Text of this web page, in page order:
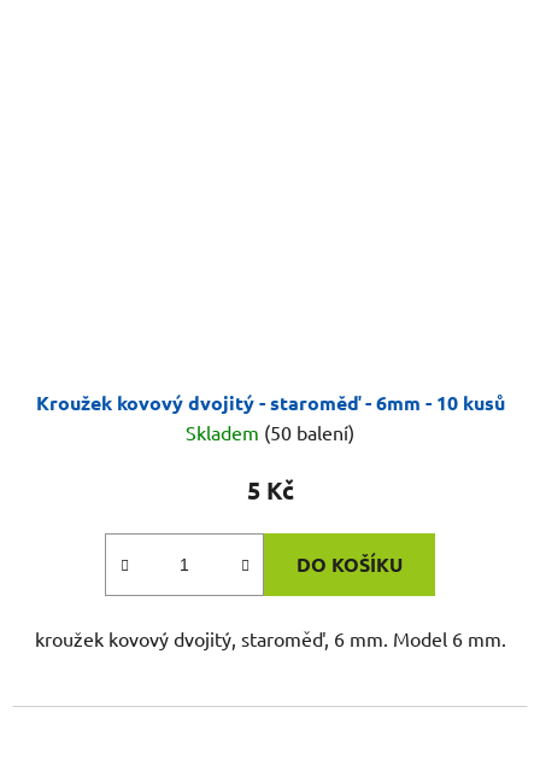
Kroužek kovový dvojitý - staroměď - 6mm - 10 kusů
Skladem (50 balení)
5 Kč
DO KOŠÍKU
kroužek kovový dvojitý, staroměď, 6 mm. Model 6 mm.